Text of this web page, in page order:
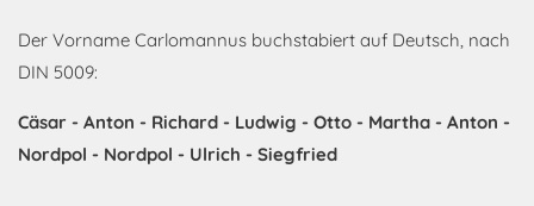
Der Vorname Carlomannus buchstabiert auf Deutsch, nach
DIN 5009:
Cäsar - Anton - Richard - Ludwig - Otto - Martha - Anton -
Nordpol - Nordpol - Ulrich - Siegfried